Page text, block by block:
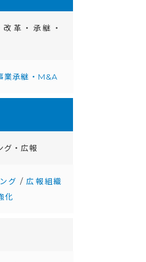
⾰・承継・
業承継・M&A
グ・広報
グ / 広報組織
化